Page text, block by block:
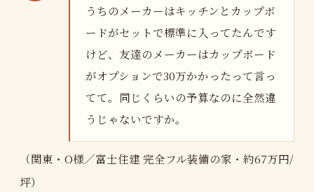
うちのメーカーはキッチンとカップボ
ードがセットで標準に入ってたんです
けど、友達のメーカーはカップボード
がオプションで30万かかったって言っ
てて。同じくらいの予算なのに全然違
うじゃないですか。
（関東・O様／富士住建 完全フル装備の家・約67万円/
坪）